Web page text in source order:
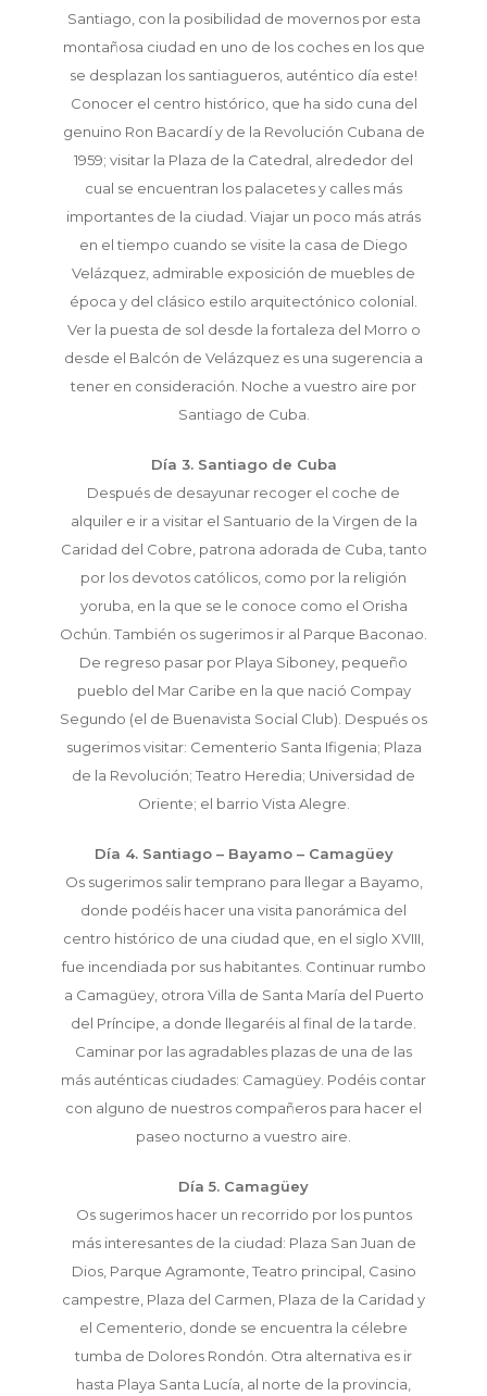
Santiago, con la posibilidad de movernos por esta
montañosa ciudad en uno de los coches en los que
se desplazan los santiagueros, auténtico día este!
Conocer el centro histórico, que ha sido cuna del
genuino Ron Bacardí y de la Revolución Cubana de
1959; visitar la Plaza de la Catedral, alrededor del
cual se encuentran los palacetes y calles más
importantes de la ciudad. Viajar un poco más atrás
en el tiempo cuando se visite la casa de Diego
Velázquez, admirable exposición de muebles de
época y del clásico estilo arquitectónico colonial.
Ver la puesta de sol desde la fortaleza del Morro o
desde el Balcón de Velázquez es una sugerencia a
tener en consideración. Noche a vuestro aire por
Santiago de Cuba.
Día 3. Santiago de Cuba
Después de desayunar recoger el coche de
alquiler e ir a visitar el Santuario de la Virgen de la
Caridad del Cobre, patrona adorada de Cuba, tanto
por los devotos católicos, como por la religión
yoruba, en la que se le conoce como el Orisha
Ochún. También os sugerimos ir al Parque Baconao.
De regreso pasar por Playa Siboney, pequeño
pueblo del Mar Caribe en la que nació Compay
Segundo (el de Buenavista Social Club). Después os
sugerimos visitar: Cementerio Santa Ifigenia; Plaza
de la Revolución; Teatro Heredia; Universidad de
Oriente; el barrio Vista Alegre.
Día 4. Santiago – Bayamo – Camagüey
Os sugerimos salir temprano para llegar a Bayamo,
donde podéis hacer una visita panorámica del
centro histórico de una ciudad que, en el siglo XVIII,
fue incendiada por sus habitantes. Continuar rumbo
a Camagüey, otrora Villa de Santa María del Puerto
del Príncipe, a donde llegaréis al final de la tarde.
Caminar por las agradables plazas de una de las
más auténticas ciudades: Camagüey. Podéis contar
con alguno de nuestros compañeros para hacer el
paseo nocturno a vuestro aire.
Día 5. Camagüey
Os sugerimos hacer un recorrido por los puntos
más interesantes de la ciudad: Plaza San Juan de
Dios, Parque Agramonte, Teatro principal, Casino
campestre, Plaza del Carmen, Plaza de la Caridad y
el Cementerio, donde se encuentra la célebre
tumba de Dolores Rondón. Otra alternativa es ir
hasta Playa Santa Lucía, al norte de la provincia,